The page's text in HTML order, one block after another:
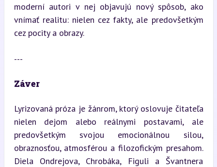
moderní autori v nej objavujú nový spôsob, ako
vnímať realitu: nielen cez fakty, ale predovšetkým
cez pocity a obrazy.
---
Záver
Lyrizovaná próza je žánrom, ktorý oslovuje čitateľa
nielen dejom alebo reálnymi postavami, ale
predovšetkým svojou emocionálnou silou,
obraznosťou, atmosférou a filozofickým presahom.
Diela Ondrejova, Chrobáka, Figuli a Švantnera